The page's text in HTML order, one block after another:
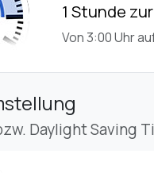
1 Stunde
Von 3:00 Uhr
Daylight Saving